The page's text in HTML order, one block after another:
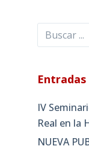
Buscar
IV
Real en la
NUEVA